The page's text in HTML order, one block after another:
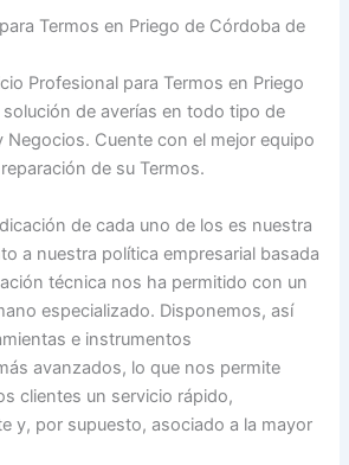
Termos en Priego de Córdoba de
Profesional para Termos en Priego
de averías en todo tipo de
Cuente con el mejor equipo
de su Termos.
de cada uno de los es nuestra
a nuestra política empresarial basada
técnica nos ha permitido con un
especializado. Disponemos, así
e instrumentos
avanzados, lo que nos permite
clientes un servicio rápido,
y, por supuesto, asociado a la mayor